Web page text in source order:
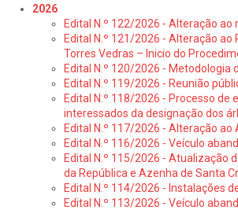
2026
Edital N.º 122/2026 - Alteração
Edital N.º 121/2026 - Alteração
Torres Vedras – Inicio do
Edital N.º 120/2026 - Metodologia
Edital N.º 119/2026 - Reunião
Edital N.º 118/2026 - Processo
interessados da designação dos
Edital N.º 117/2026 - Alteração
Edital N.º 116/2026 - Veículo
Edital N.º 115/2026 - Atualização
da República e Azenha de Santa
Edital N.º 114/2026 - Instalações
Edital N.º 113/2026 - Veículo